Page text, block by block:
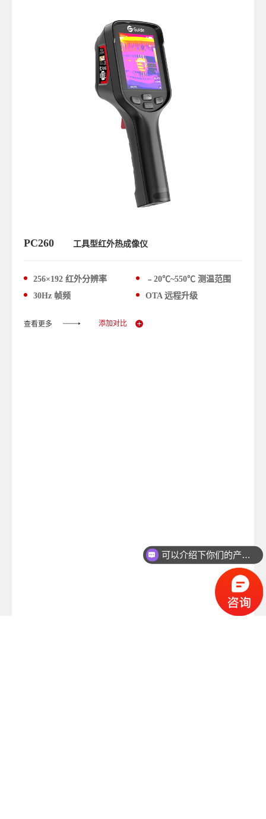
PC260 工具型红外热成像仪
256×192 红外分辨率
﹣20℃~550℃ 测温范围
30Hz 帧频
OTA 远程升级
查看更多 添加对比
可以介绍下你们的产品么？